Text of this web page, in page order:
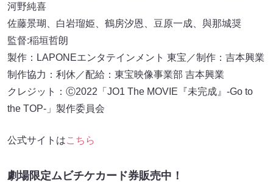
河野純喜
佐藤景瑚、白岩瑠姫、鶴房汐恩、豆原一成、與那城奨
監督:稲垣哲朗
製作：LAPONEエンタテインメント 東宝／制作：吉本興業
制作協力：利休／配給：東宝映像事業部 吉本興業
クレジット：Ⓒ2022「JO1 The MOVIE『未完成』-Go to
the TOP-」製作委員会
公式サイトはこちら
劇場限定ムビチケカード券販売中！